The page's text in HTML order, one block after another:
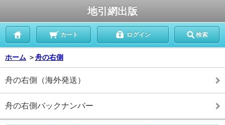
地引網出版
カート ログイン 検索
ホーム ＞舟の右側
舟の右側（海外発送）
舟の右側バックナンバー